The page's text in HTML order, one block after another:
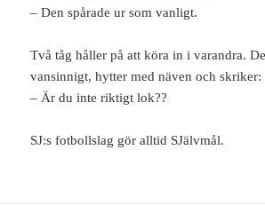
– Den spårade ur som vanligt.
Två tåg håller på att köra in i varandra.
vansinnigt, hytter med näven och skriker:
– Är du inte riktigt lok??
SJ:s fotbollslag gör alltid SJälvmål.